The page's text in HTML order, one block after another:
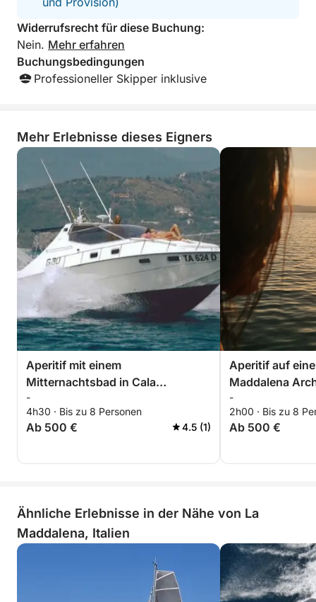
Widerrufsrecht für diese Buchung:
Nein. Mehr erfahren
Buchungsbedingungen
Professioneller Skipper inklusive
Mehr Erlebnisse dieses Eigners
Aperitif mit einem
Mitternachtsbad in Cala
Caprarese
-
4h30 · Bis zu 8 Personen
Ab 500 € 4.5 (1)
Aperitif auf
Maddalena
-
2h00 · Bis zu 8
Ab 500 €
Ähnliche Erlebnisse in der Nähe von La
Maddalena, Italien